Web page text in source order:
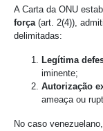
A Carta da ONU
força(art. 2(4)),
delimitadas:
Legítima
iminente;
Autorização
ameaça ou
No caso venezuelano,